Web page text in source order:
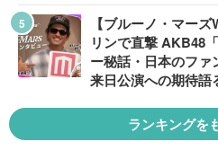
【ブルーノ・マー
リンで直撃 AKB48
ー秘話・日本のフ
来日公演への期待語
ランキングを